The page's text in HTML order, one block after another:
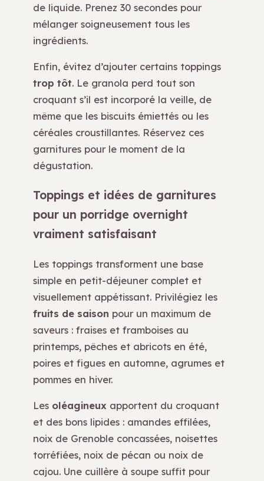
de liquide. Prenez 30 secondes pour
mélanger soigneusement tous les
ingrédients.
Enfin, évitez d’ajouter certains toppings
trop tôt. Le granola perd tout son
croquant s’il est incorporé la veille, de
même que les biscuits émiettés ou les
céréales croustillantes. Réservez ces
garnitures pour le moment de la
dégustation.
Toppings et idées de garnitures
pour un porridge overnight
vraiment satisfaisant
Les toppings transforment une base
simple en petit-déjeuner complet et
visuellement appétissant. Privilégiez les
fruits de saison pour un maximum de
saveurs : fraises et framboises au
printemps, pêches et abricots en été,
poires et figues en automne, agrumes et
pommes en hiver.
Les oléagineux apportent du croquant
et des bons lipides : amandes effilées,
noix de Grenoble concassées, noisettes
torréfiées, noix de pécan ou noix de
cajou. Une cuillère à soupe suffit pour